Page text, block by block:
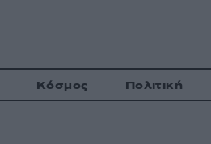
Κόσμος Πολιτική